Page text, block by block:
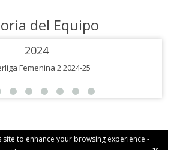
site to enhance your browsing experience -
del Equipo
2024
Femenina 2 2024-25